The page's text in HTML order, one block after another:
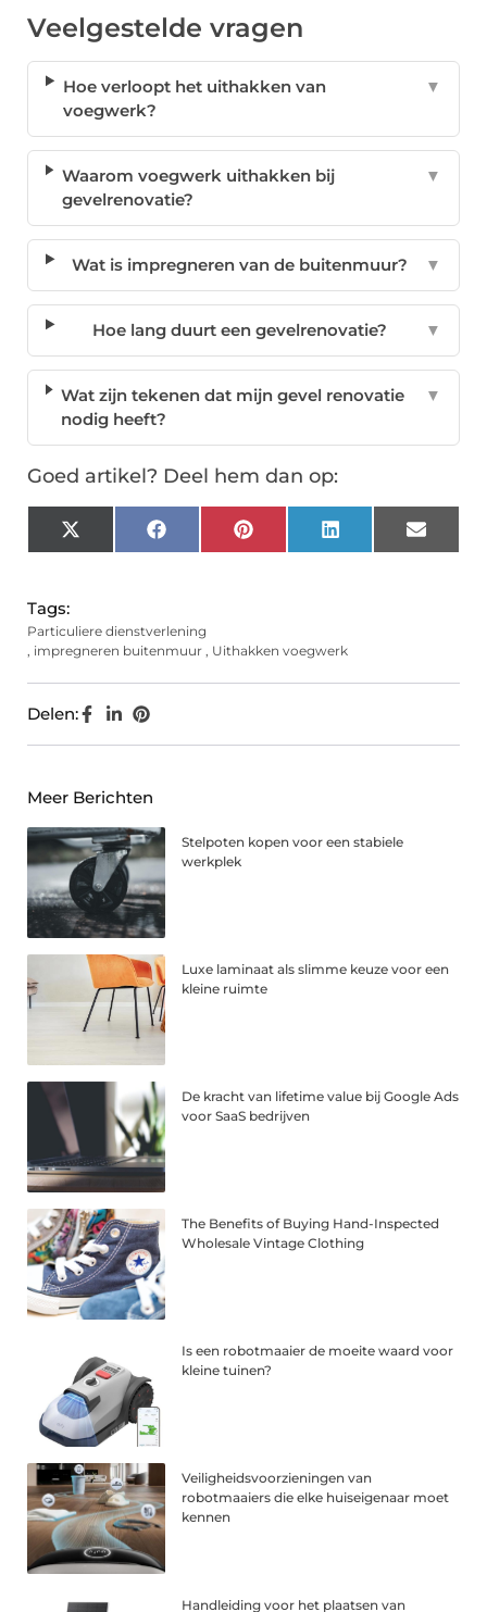
Veelgestelde vragen
Hoe verloopt het uithakken van
voegwerk?
▼
Waarom voegwerk uithakken bij
gevelrenovatie?
▼
Wat is impregneren van de buitenmuur? ▼
Hoe lang duurt een gevelrenovatie? ▼
Wat zijn tekenen dat mijn gevel renovatie
nodig heeft?
▼
Goed artikel? Deel hem dan op:
X
(Twitter)
FacebookPinterest LinkedIn Email
Tags:
Particuliere dienstverlening
, impregneren buitenmuur , Uithakken voegwerk
Delen:
Meer Berichten
Stelpoten kopen voor een stabiele
werkplek
Luxe laminaat als slimme keuze voor een
kleine ruimte
De kracht van lifetime value bij Google Ads
voor SaaS bedrijven
The Benefits of Buying Hand-Inspected
Wholesale Vintage Clothing
Is een robotmaaier de moeite waard voor
kleine tuinen?
Veiligheidsvoorzieningen van
robotmaaiers die elke huiseigenaar moet
kennen
Handleiding voor het plaatsen van